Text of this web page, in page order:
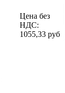
Цена без
НДС:
1055,33 руб